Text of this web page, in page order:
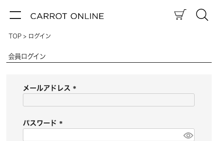
TOP ログイン
会員ログイン
メールアドレス
パスワード